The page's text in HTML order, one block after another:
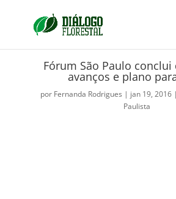
Fórum São Paulo
avanços e plano
por Fernanda Rodrigues | jan 19, 2016 |
Paulista